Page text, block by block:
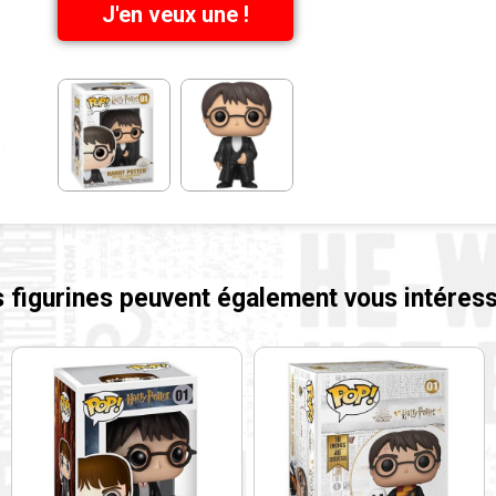
J'en veux une !
figurines peuvent également vous